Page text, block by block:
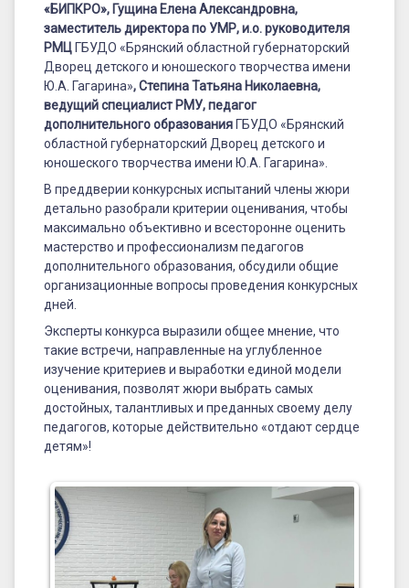
теме
«Критерии
оценивания
испытаний
очного
тура
конкурса
«Сердце
отдаю
детям»»
«БИПКРО», Гущина Елена Александровна,
заместитель директора по УМР, и.о. руководителя
РМЦ ГБУДО «Брянский областной губернаторский
Дворец детского и юношеского творчества имени
Ю.А. Гагарина»,Степина Татьяна Николаевна,
ведущий специалист РМУ, педагог
дополнительного образования ГБУДО «Брянский
областной губернаторский Дворец детского и
юношеского творчества имени Ю.А. Гагарина».
В преддверии конкурсных испытаний члены жюри
детально разобрали критерии оценивания, чтобы
максимально объективно и всесторонне оценить
мастерство и профессионализм педагогов
дополнительного образования, обсудили общие
организационные вопросы проведения конкурсных
дней.
Эксперты конкурса выразили общее мнение, что
такие встречи, направленные на углубленное
изучение критериев и выработки единой модели
оценивания, позволят жюри выбрать самых
достойных, талантливых и преданных своему делу
педагогов, которые действительно «отдают сердце
детям»!